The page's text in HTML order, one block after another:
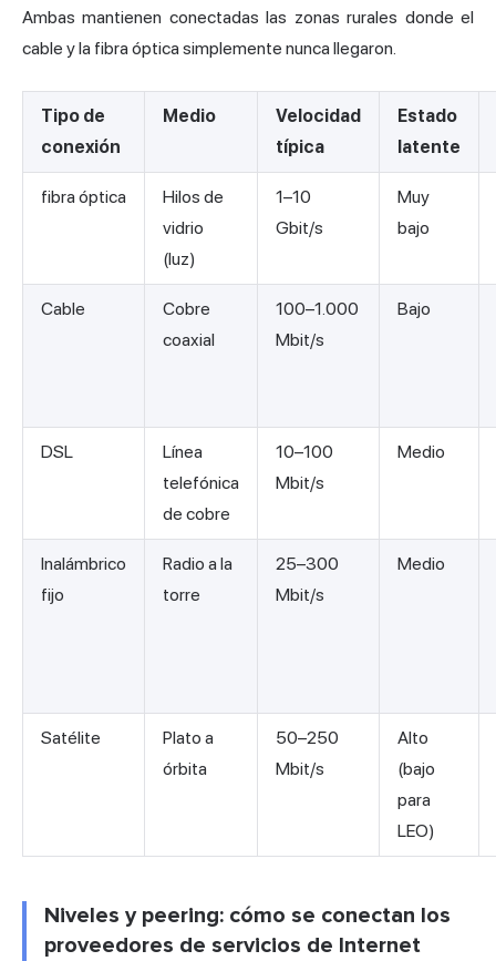
Ambas mantienen conectadas las zonas rurales donde el
cable y la fibra óptica simplemente nunca llegaron.
Tipo de
conexión
Medio
Velocidad
típica
Estado
latente
fibra óptica
Hilos de
vidrio
(luz)
1–10
Gbit/s
Muy
bajo
Cable
Cobre
coaxial
100–1.000
Mbit/s
Bajo
DSL
Línea
telefónica
de cobre
10–100
Mbit/s
Medio
Inalámbrico
fijo
Radio a la
torre
25–300
Mbit/s
Medio
Satélite
Plato a
órbita
50–250
Mbit/s
Alto
(bajo
para
LEO)
Niveles y peering: cómo se conectan los
proveedores de servicios de Internet